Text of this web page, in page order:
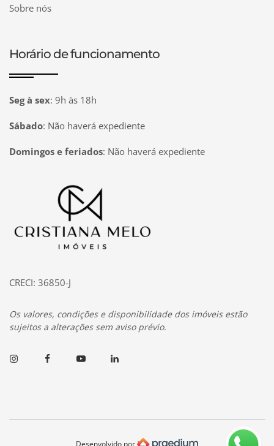
Sobre nós
Horário de funcionamento
Seg à sex: 9h às 18h
Sábado: Não haverá expediente
Domingos e feriados: Não haverá expediente
Página inicial
CRECI: 36850-J
Os valores, condições e disponibilidade dos imóveis estão
sujeitos a alterações sem aviso prévio.
InstagramFacebookYoutubeLinkedin
Desenvolvido por